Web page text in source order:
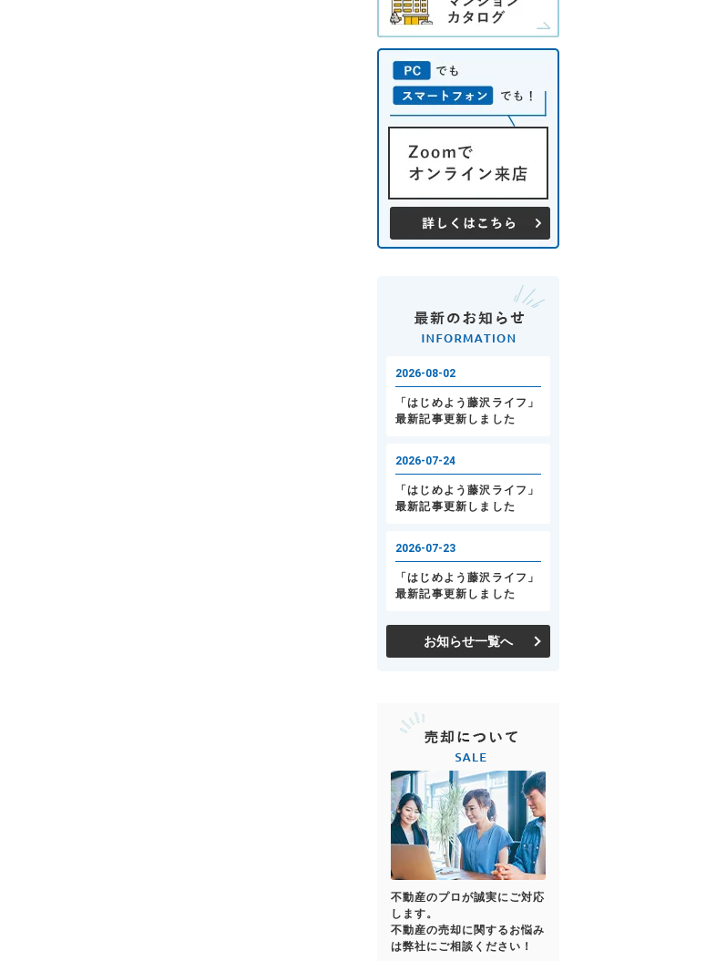
お知らせ一覧へ
不動産のプロが誠実にご対応
します。
不動産の売却に関するお悩み
は弊社にご相談ください！